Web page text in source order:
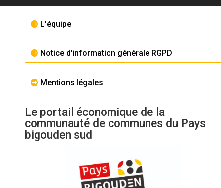
L'équipe
Notice d'information générale RGPD
Mentions légales
Le portail économique de la
communauté de communes du Pays
bigouden sud